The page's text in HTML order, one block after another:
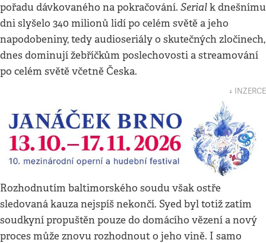
pořadu dávkovaného na pokračování. Serialk dnešnímu
dni slyšelo 340 milionů lidí po celém světě a jeho
napodobeniny, tedy audioseriály o skutečných zločinech,
dnes dominují žebříčkům poslechovosti a streamování
po celém světě včetně Česka.
↓ INZERCE
Rozhodnutím baltimorského soudu však ostře
sledovaná kauza nejspíš nekončí. Syed byl totiž zatím
soudkyní propuštěn pouze do domácího vězení a nový
proces může znovu rozhodnout o jeho vině. I samo